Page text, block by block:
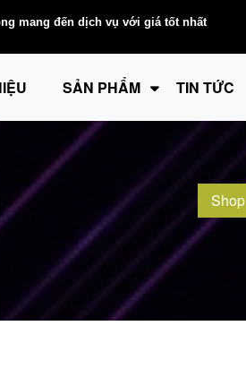
mang đến dịch vụ với giá tốt nhất
SẢN PHẨM TIN TỨC
Shop